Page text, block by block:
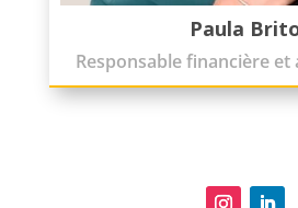
Paula
Responsable financière